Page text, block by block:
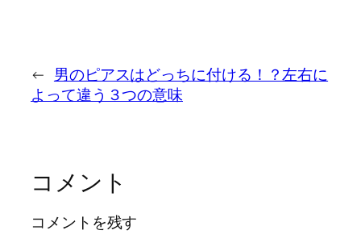
← 男のピアスはどっちに付ける！？左右に
よって違う３つの意味
コメント
コメントを残す